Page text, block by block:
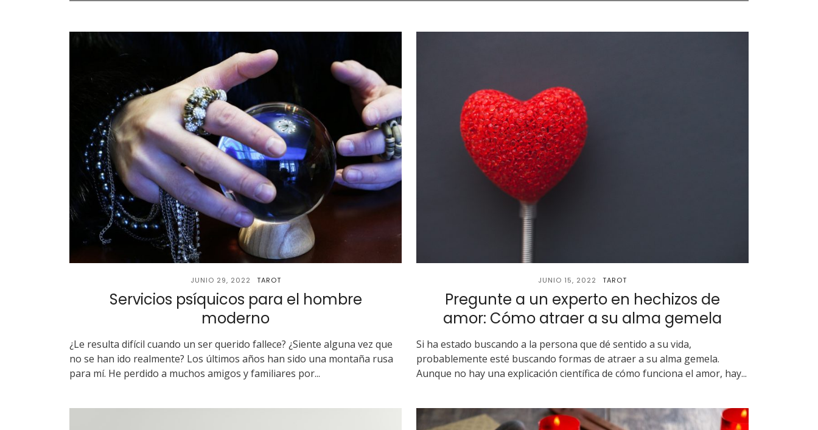
JUNIO 29, 2022 TAROT
Servicios psíquicos para el hombre
moderno
¿Le resulta difícil cuando un ser querido fallece? ¿Siente alguna vez que
no se han ido realmente? Los últimos años han sido una montaña rusa
para mí. He perdido a muchos amigos y familiares por...
JUNIO 15, 2022 TAROT
Pregunte a un experto en hechizos de
amor: Cómo atraer a su alma gemela
Si ha estado buscando a la persona que dé sentido a su vida,
probablemente esté buscando formas de atraer a su alma gemela.
Aunque no hay una explicación científica de cómo funciona el amor, hay...